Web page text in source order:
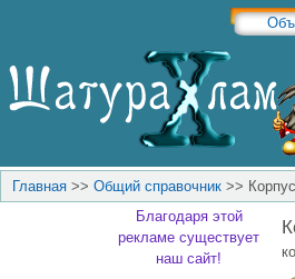
Главная >> Общий справочник >>
Благодаря этой
рекламе существует
наш сайт!